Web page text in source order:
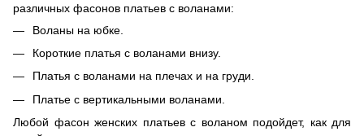
различных фасонов платьев с воланами:
Воланы на юбке.
Короткие платья с воланами внизу.
Платья с воланами на плечах и на груди.
Платье с вертикальными воланами.
Любой фасон женских платьев с воланом подойдет, как для